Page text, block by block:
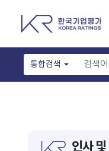
통합검색
인사